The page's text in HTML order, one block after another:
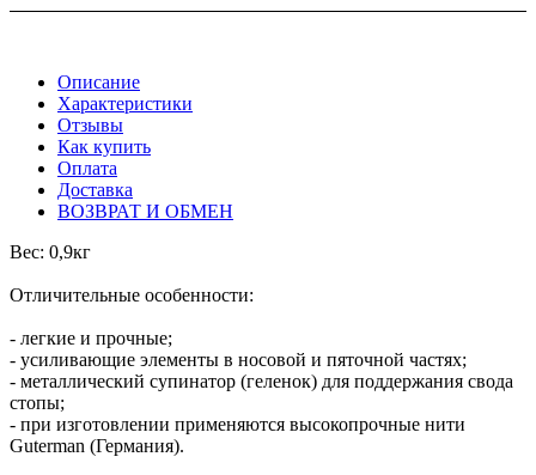
Описание
Характеристики
Отзывы
Как купить
Оплата
Доставка
ВОЗВРАТ И ОБМЕН
Вес: 0,9кг
Отличительные особенности:
- легкие и прочные;
- усиливающие элементы в носовой и пяточной частях;
- металлический супинатор (геленок) для поддержания свода
стопы;
- при изготовлении применяются высокопрочные нити
Guterman (Германия).